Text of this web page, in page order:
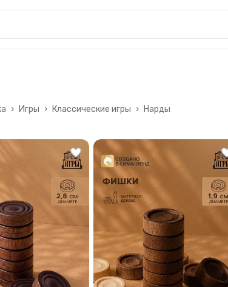
Нарды
Классические игры ›
Игры ›
›